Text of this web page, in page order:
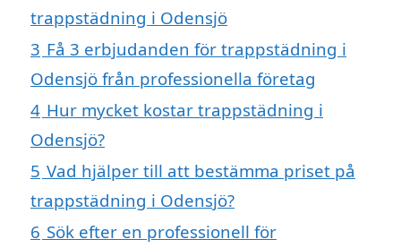
trappstädning i Odensjö
3 Få 3 erbjudanden för trappstädning i
Odensjö från professionella företag
4 Hur mycket kostar trappstädning i
Odensjö?
5 Vad hjälper till att bestämma priset på
trappstädning i Odensjö?
6 Sök efter en professionell för